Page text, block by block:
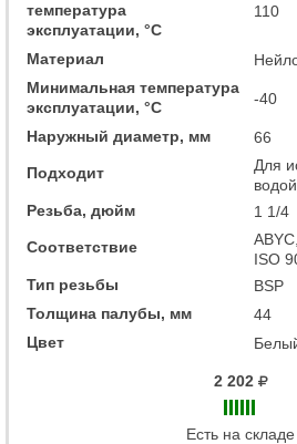
температура
эксплуатации, °C
110
Материал
Минимальная температура
эксплуатации, °C
-40
Наружный диаметр, мм
66
Подходит
Для
водой
Резьба, дюйм
1 1/4
Соответствие
ISO
Тип резьбы
BSP
Толщина палубы, мм
44
Цвет
2 202
Есть на складе